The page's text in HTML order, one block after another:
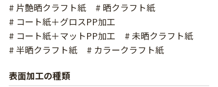
# 片艶晒クラフト紙
# 晒クラフト紙
# コート紙＋グロスPP加工
# コート紙＋マットPP加工
# 未晒クラフト紙
# 半晒クラフト紙
# カラークラフト紙
表面加工の種類